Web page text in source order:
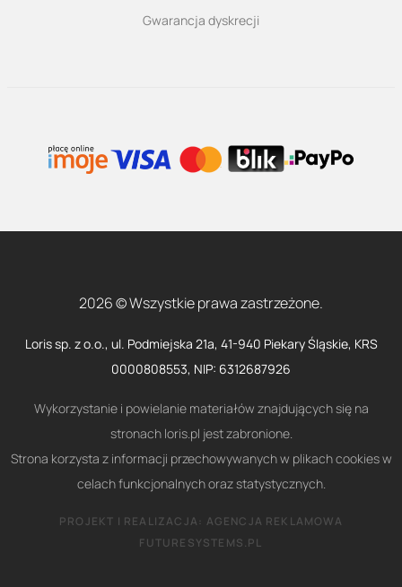
Gwarancja dyskrecji
2026 © Wszystkie prawa zastrzeżone.
Loris sp. z o.o., ul. Podmiejska 21a, 41-940 Piekary Śląskie, KRS
0000808553, NIP: 6312687926
Wykorzystanie i powielanie materiałów znajdujących się na
stronach loris.pl jest zabronione.
Strona korzysta z informacji przechowywanych w plikach cookies w
celach funkcjonalnych oraz statystycznych.
PROJEKT I REALIZACJA: AGENCJA REKLAMOWA
FUTURESYSTEMS.PL